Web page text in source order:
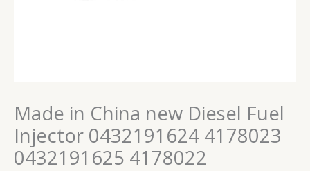
Made in China new Diesel Fuel
Injector 0432191624 4178023
0432191625 4178022